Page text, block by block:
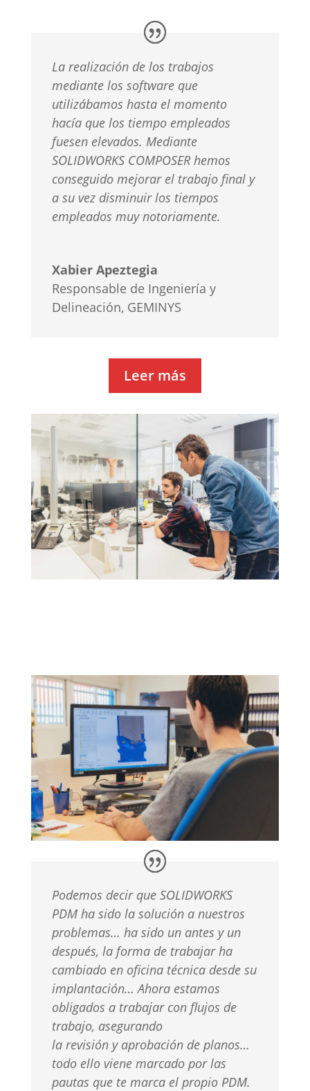
La realización de los trabajos
mediante los software que
utilizábamos hasta el momento
hacía que los tiempo empleados
fuesen elevados. Mediante
SOLIDWORKS COMPOSER hemos
conseguido mejorar el trabajo final y
a su vez disminuir los tiempos
empleados muy notoriamente.
Xabier Apeztegia
Responsable de Ingeniería y
Delineación, GEMINYS
Leer más
Podemos decir que SOLIDWORKS
PDM ha sido la solución a nuestros
problemas… ha sido un antes y un
después, la forma de trabajar ha
cambiado en oficina técnica desde su
implantación…Ahora estamos
obligados a trabajar con flujos de
trabajo, asegurando
la revisión y aprobación de planos…
todo ello viene marcado por las
pautas que te marca el propio PDM.